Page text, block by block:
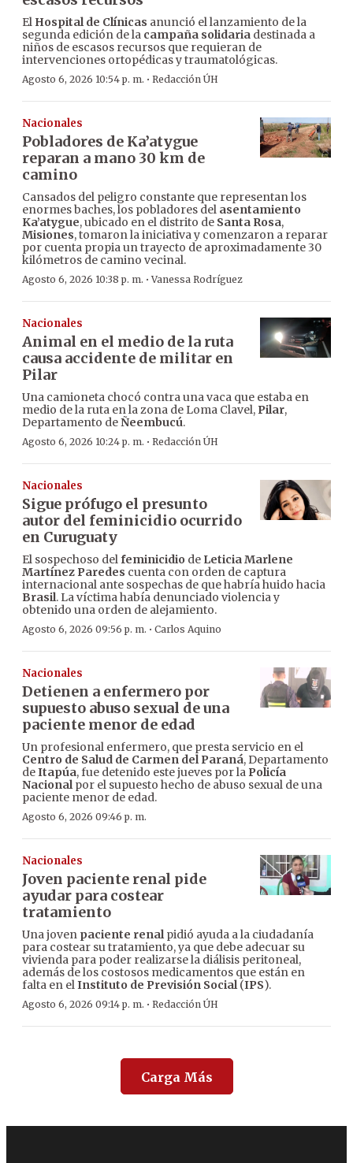
El Hospital de Clínicas anunció el lanzamiento de la
segunda edición de la campaña solidaria destinada a
niños de escasos recursos que requieran de
intervenciones ortopédicas y traumatológicas.
Agosto 6, 2026 10:54 p. m. · Redacción ÚH
Nacionales
Pobladores de Ka’atygue
reparan a mano 30 km de
camino
Cansados del peligro constante que representan los
enormes baches, los pobladores del asentamiento
Ka’atygue, ubicado en el distrito de Santa Rosa,
Misiones, tomaron la iniciativa y comenzaron a reparar
por cuenta propia un trayecto de aproximadamente 30
kilómetros de camino vecinal.
Agosto 6, 2026 10:38 p. m. ·Vanessa Rodríguez
Nacionales
Animal en el medio de la ruta
causa accidente de militar en
Pilar
Una camioneta chocó contra una vaca que estaba en
medio de la ruta en la zona de Loma Clavel, Pilar,
Departamento deÑeembucú.
Agosto 6, 2026 10:24 p. m. · Redacción ÚH
Nacionales
Sigue prófugo el presunto
autor del feminicidio ocurrido
en Curuguaty
El sospechoso delfeminicidio de Leticia Marlene
Martínez Paredes cuenta con orden de captura
internacional ante sospechas de que habría huido hacia
Brasil. La víctima había denunciado violencia y
obtenido una orden de alejamiento.
Agosto 6, 2026 09:56 p. m. · Carlos Aquino
Nacionales
Detienen a enfermero por
supuesto abuso sexual de una
paciente menor de edad
Un profesional enfermero, que presta servicio en el
Centro de Salud de Carmen del Paraná, Departamento
deItapúa, fue detenido este jueves por la Policía
Nacionalpor el supuesto hecho de abuso sexual de una
paciente menor de edad.
Agosto 6, 2026 09:46 p. m.
Nacionales
Joven paciente renal pide
ayudar para costear
tratamiento
Una joven paciente renalpidió ayuda a la ciudadanía
para costear su tratamiento, ya que debe adecuar su
vivienda para poder realizarse la diálisis peritoneal,
además de los costosos medicamentos que están en
falta en elInstituto de Previsión Social(IPS).
Agosto 6, 2026 09:14 p. m. · Redacción ÚH
Carga Más